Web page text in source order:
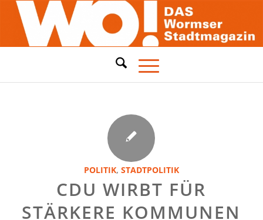
POLITIK, STADTPOLITIK
CDU WIRBT FÜR
STÄRKERE KOMMUNEN